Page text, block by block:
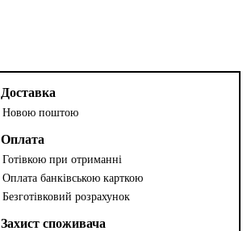
Доставка
Новою поштою
Оплата
Готівкою при отриманні
Оплата банківською карткою
Безготівковий розрахунок
Захист споживача